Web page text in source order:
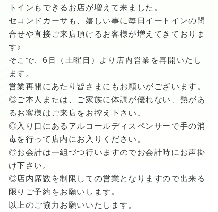
トインもできるお店が増えて来ました。
セコンドカーサも、嬉しい事に毎日イートインの問
合せや直接ご来店頂けるお客様が増えてきておりま
す♪
そこで、6日（土曜日）より店内営業を再開いたし
ます。
営業再開にあたり皆さまにもお願いがございます。
◎ご本人または、ご家族に体調が優れない、熱があ
るお客様はご来店をお控え下さい。
◎入り口にあるアルコールディスペンサーで手の消
毒を行って店内にお入りください。
◎お会計は一組づつ行いますのでお会計時にお声掛
け下さい。
◎店内席数を制限しての営業となりますので出来る
限りご予約をお願いします。
以上のご協力お願いいたします。